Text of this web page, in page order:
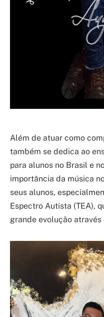
Além de atuar como
também se dedica ao
para alunos no Brasil e
importância da música
seus alunos,
Espectro Autista (TEA),
grande evolução através